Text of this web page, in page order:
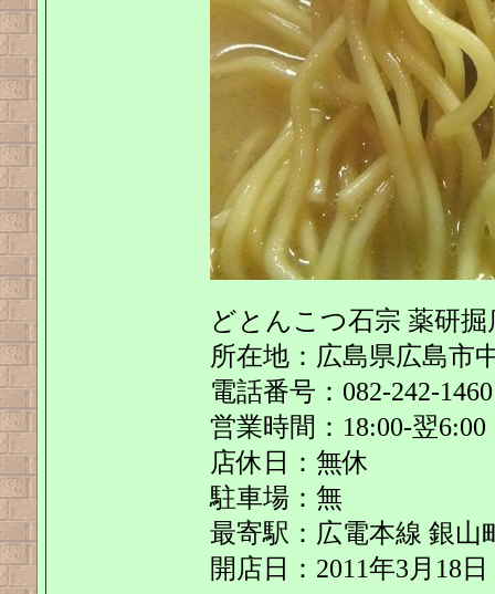
どとんこつ石宗 薬研掘
所在地：広島県広島市
電話番号：082-242-1460
営業時間：18:00-翌6:00
店休日：無休
駐車場：無
最寄駅：広電本線 銀山
開店日：2011年3月18日